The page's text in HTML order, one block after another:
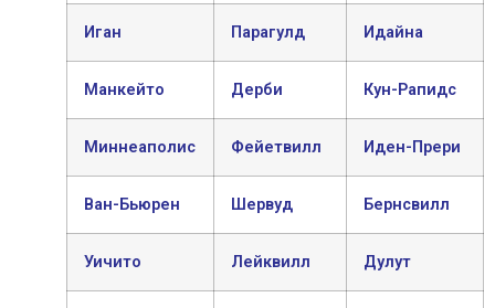
Иган Парагулд Идайна
Манкейто Дерби Кун-Рапидс
Миннеаполис Фейетвилл Иден-Прери
Ван-Бьюрен Шервуд Бернсвилл
Уичито Лейквилл Дулут